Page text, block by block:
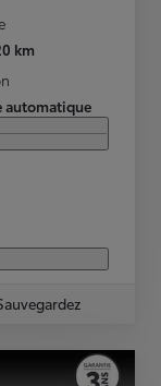
km
automatique